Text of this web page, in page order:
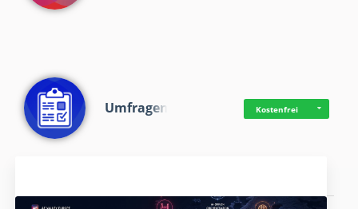
Umfragen Kostenfrei